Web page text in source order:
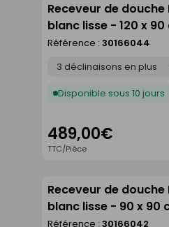
Receveur de douche
blanc lisse - 120 x 90
Référence : 30166044
Disponible sous 10 jours
489,00€
TTC/Pièce
Receveur de douche
blanc lisse - 90 x 90
Référence : 30166042